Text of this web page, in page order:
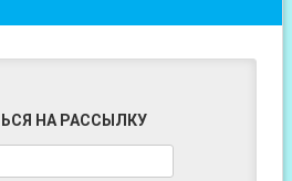
НА РАССЫЛКУ